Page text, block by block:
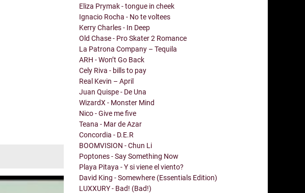
Eliza Prymak - tongue in cheek
Ignacio Rocha - No te voltees
Kerry Charles - In Deep
Old Chase - Pro Skater 2 Romance
La Patrona Company – Tequila
ARH - Won’t Go Back
Cely Riva - bills to pay
Real Kevin – April
Juan Quispe - De Una
WizardX - Monster Mind
Nico - Give me five
Teana - Mar de Azar
Concordia - D.E.R
BOOMVISION - Chun Li
Poptones - Say Something Now
Playa Pitaya - Y si viene el viento?
David King - Somewhere (Essentials Edition)
LUXXURY - Bad! (Bad!)